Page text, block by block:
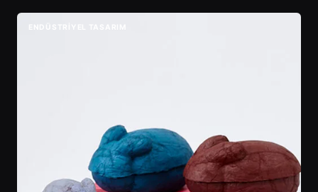
ENDÜSTRIYEL TASARIM